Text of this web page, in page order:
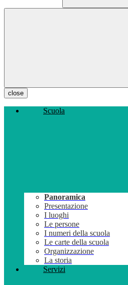
close
Scuola
Panoramica
Presentazione
I luoghi
Le persone
I numeri della scuola
Le carte della scuola
Organizzazione
La storia
Servizi